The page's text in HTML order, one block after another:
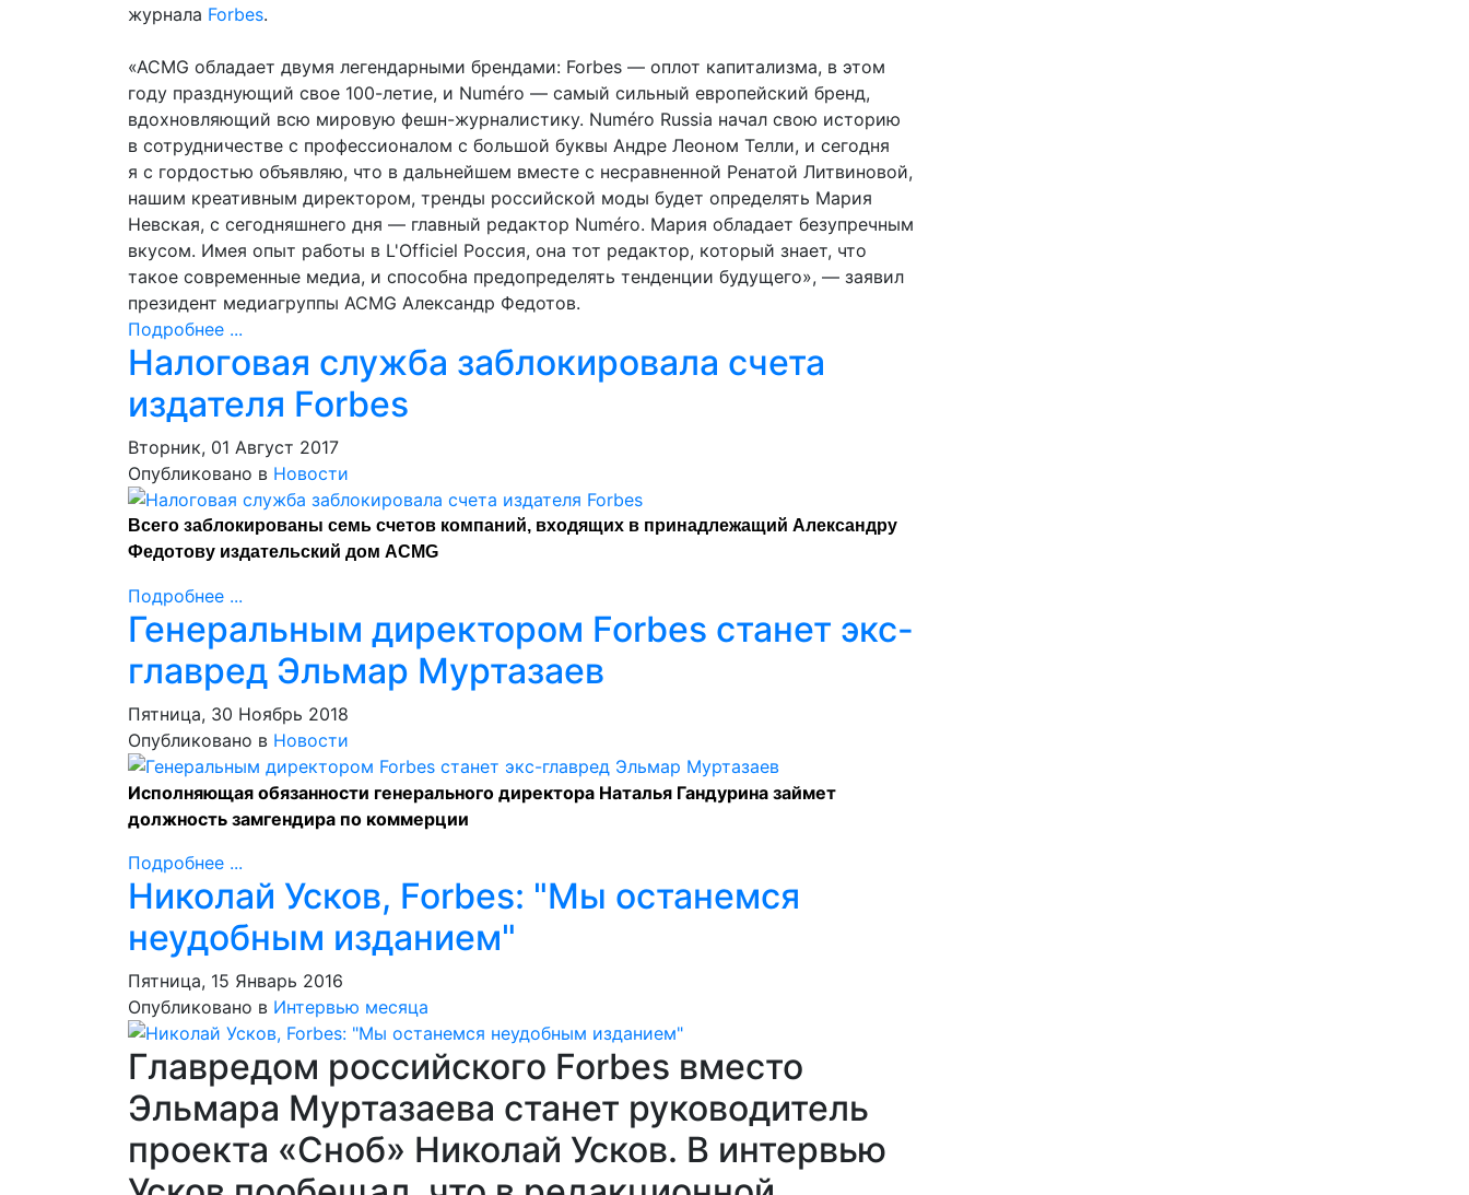
журнала Forbes.
«ACMG обладает двумя легендарными брендами: Forbes — оплот капитализма, в этом
году празднующий свое 100-летие, и Numéro — самый сильный европейский бренд,
вдохновляющий всю мировую фешн-журналистику. Numéro Russia начал свою историю
в сотрудничестве с профессионалом с большой буквы Андре Леоном Телли, и сегодня
я с гордостью объявляю, что в дальнейшем вместе с несравненной Ренатой Литвиновой,
нашим креативным директором, тренды российской моды будет определять Мария
Невская, с сегодняшнего дня — главный редактор Numéro. Мария обладает безупречным
вкусом. Имея опыт работы в L'Officiel Россия, она тот редактор, который знает, что
такое современные медиа, и способна предопределять тенденции будущего», — заявил
президент медиагруппы ACMG Александр Федотов.
Подробнее ...
Налоговая служба заблокировала счета
издателя Forbes
Вторник, 01 Август 2017
Опубликовано в Новости
Всего заблокированы семь счетов компаний, входящих в принадлежащий Александру
Федотову издательский дом ACMG
Подробнее ...
Генеральным директором Forbes станет экс-
главред Эльмар Муртазаев
Пятница, 30 Ноябрь 2018
Опубликовано в Новости
Исполняющая обязанности генерального директора Наталья Гандурина займет
должность замгендира по коммерции
Подробнее ...
Николай Усков, Forbes: "Мы останемся
неудобным изданием"
Пятница, 15 Январь 2016
Опубликовано в Интервью месяца
Главредом российского Forbes вместо
Эльмара Муртазаева станет руководитель
проекта «Сноб» Николай Усков. В интервью